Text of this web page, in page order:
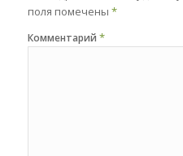
поля помечены *
Комментарий *